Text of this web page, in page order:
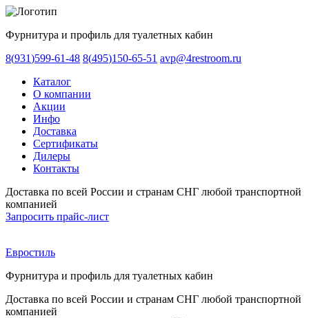
Фурнитура и профиль для туалетных кабин
8(931)599-61-48 8(495)150-65-51 avp@4restroom.ru
Каталог
О компании
Акции
Инфо
Доставка
Сертификаты
Дилеры
Контакты
Доставка по всей России и странам СНГ любой транспортной
компанией
Запросить прайс-лист
Евростиль
Фурнитура и профиль для туалетных кабин
Доставка по всей России и странам СНГ любой транспортной
компанией